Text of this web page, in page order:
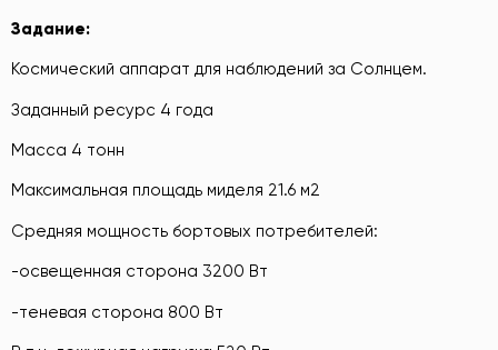
Задание:
Космический аппарат для наблюдений за Солнцем.
Заданный ресурс 4 года
Масса 4 тонн
Максимальная площадь миделя 21.6 м2
Средняя мощность бортовых потребителей:
-освещенная сторона 3200 Вт
-теневая сторона 800 Вт